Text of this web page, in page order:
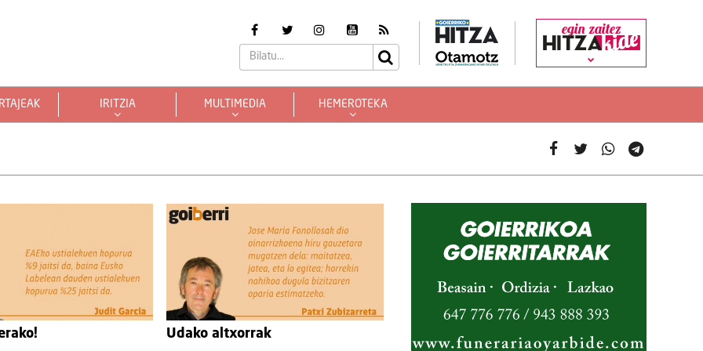
egin zaitez
IRITZIA MULTIMEDIA HEMEROTEKA
Udako altxorrak